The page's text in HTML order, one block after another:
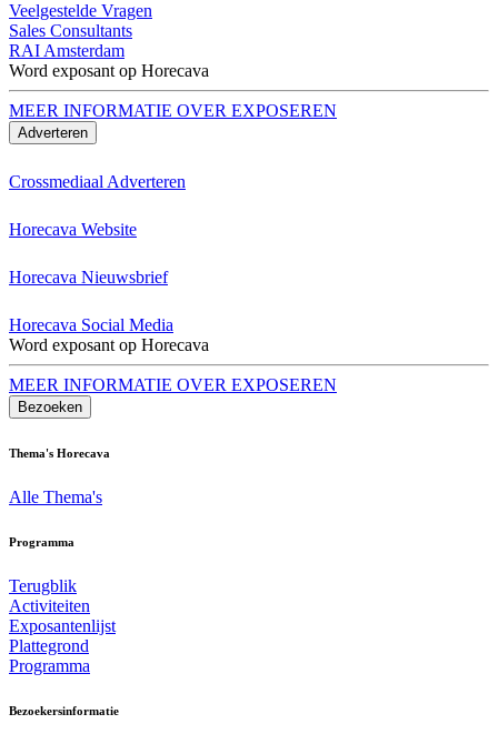
Veelgestelde Vragen
Sales Consultants
RAI Amsterdam
Word exposant op Horecava
MEER INFORMATIE OVER EXPOSEREN
Adverteren
Crossmediaal Adverteren
Horecava Website
Horecava Nieuwsbrief
Horecava Social Media
Word exposant op Horecava
MEER INFORMATIE OVER EXPOSEREN
Bezoeken
Thema's Horecava
Alle Thema's
Programma
Terugblik
Activiteiten
Exposantenlijst
Plattegrond
Programma
Bezoekersinformatie